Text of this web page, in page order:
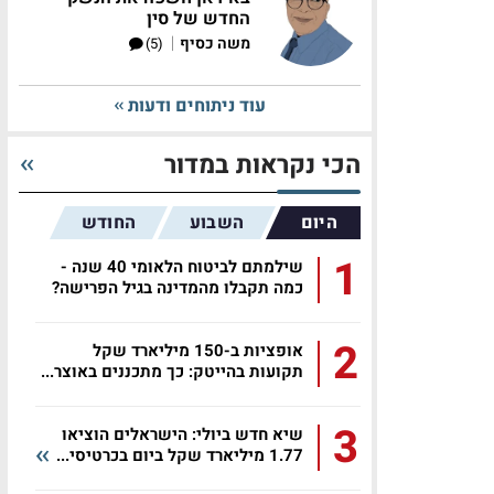
החדש של סין
משה כסיף |
(5)
עוד ניתוחים ודעות
הכי נקראות במדור
היום השבוע החודש
1
שילמתם לביטוח הלאומי 40 שנה -
כמה תקבלו מהמדינה בגיל הפרישה?
2
אופציות ב-150 מיליארד שקל
תקועות בהייטק: כך מתכננים באוצר...
3
שיא חדש ביולי: הישראלים הוציאו
1.77 מיליארד שקל ביום בכרטיסי...